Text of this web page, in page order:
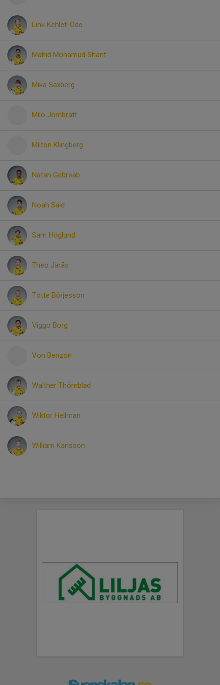
Link Kehlet-Ode
Mahid Mohamud Sharif
Mika Saxberg
Milo Jörnbratt
Milton Klingberg
Natan Gebreab
Noah Said
Sam Höglund
Theo Järås
Totte Börjesson
Viggo Borg
Von Benzon
Walther Thörnblad
Wiktor Hellman
William Karlsson